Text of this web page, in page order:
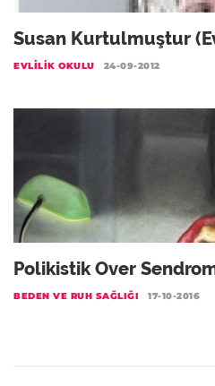
Susan Kurtulmuştur
EVLILIK OKULU 24-09-2012
Polikistik Over
BEDEN VE RUH SAĞLIĞI 17-10-2016